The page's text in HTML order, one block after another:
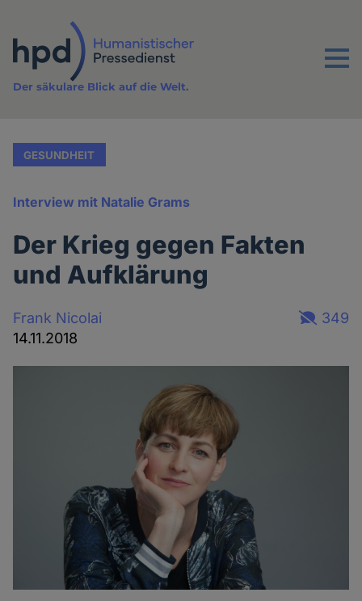
Inhalt
Menu
Der säkulare Blick auf die Welt.
GESUNDHEIT
Interview mit Natalie Grams
Der Krieg gegen Fakten
und Aufklärung
Frank Nicolai
14.11.2018
349